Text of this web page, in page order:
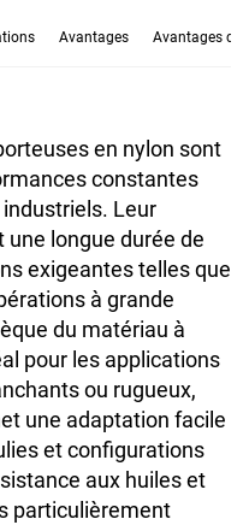
Avantages Avantages de
en nylon sont
constantes
Leur
longue durée de
exigeantes telles que
à grande
du matériau à
pour les applications
ou rugueux,
une adaptation facile
et configurations
aux huiles et
particulièrement